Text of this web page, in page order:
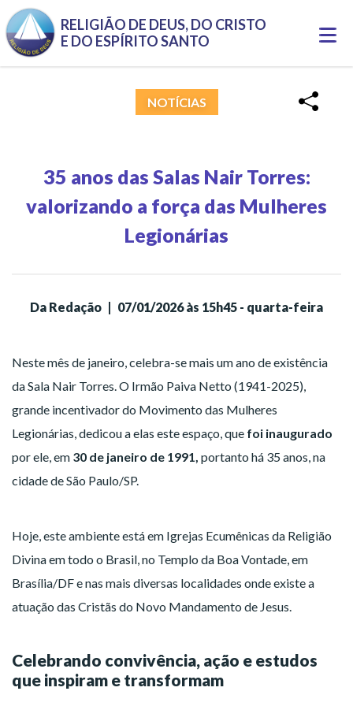
Pular para o conteúdo principal
RELIGIÃO DE DEUS, DO CRISTO
E DO ESPÍRITO SANTO
NOTÍCIAS
35 anos das Salas Nair Torres:
valorizando a força das Mulheres
Legionárias
Da Redação | 07/01/2026 às 15h45 - quarta-feira
Neste mês de janeiro, celebra-se mais um ano de existência
da Sala Nair Torres. O Irmão Paiva Netto (1941-2025),
grande incentivador do Movimento das Mulheres
Legionárias, dedicou a elas este espaço, que foi inaugurado
por ele, em 30 de janeiro de 1991, portanto há 35 anos, na
cidade de São Paulo/SP.
Hoje, este ambiente está em Igrejas Ecumênicas da Religião
Divina em todo o Brasil, no Templo da Boa Vontade, em
Brasília/DF e nas mais diversas localidades onde existe a
atuação das Cristãs do Novo Mandamento de Jesus.
Celebrando convivência, ação e estudos
que inspiram e transformam